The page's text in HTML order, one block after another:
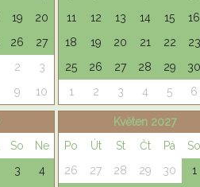
19
20
26
27
2
3
9 10
11
12 13 14 15
16
18
19 20 21 22
23
25
26 27 28 29
30
1
2 3 4 5 6
So
Ne
3
4
Květen 2027
Po
Út St Čt Pá
So
26
27 28 29 30
1